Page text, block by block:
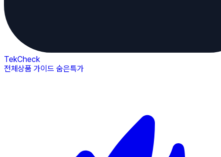
TekCheck
전체상품 가이드 숨은특가